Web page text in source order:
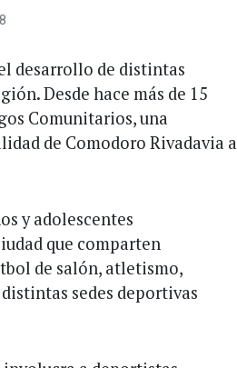
desarrollo de distintas
Desde hace más de 15
Comunitarios, una
de Comodoro Rivadavia a
y adolescentes
que comparten
de salón, atletismo,
sedes deportivas